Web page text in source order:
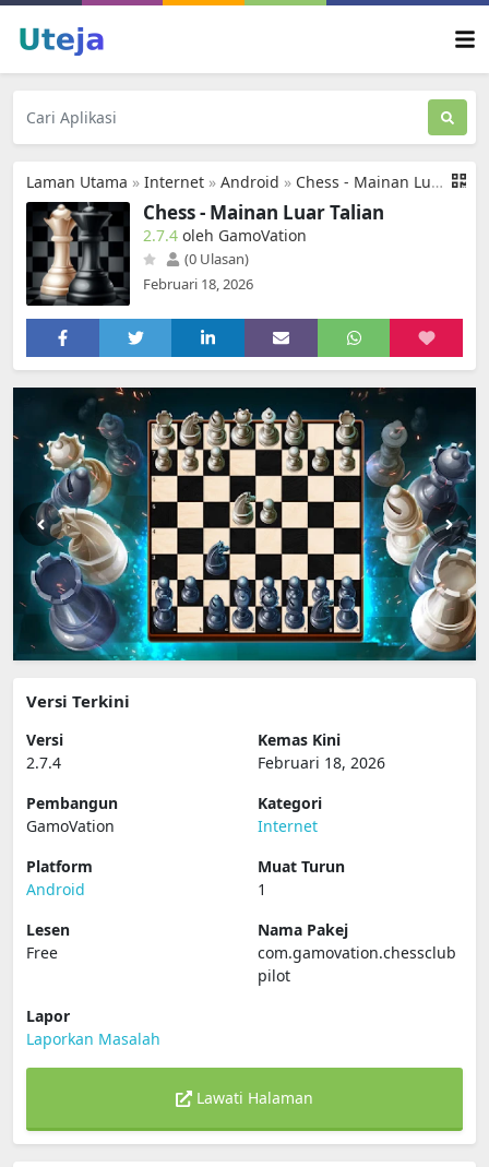
Laman Utama » Internet » Android » Chess - Mainan Luar Talian
Chess - Mainan Luar Talian
2.7.4 oleh GamoVation
(0 Ulasan)
Februari 18, 2026
Versi Terkini
Versi
2.7.4
Kemas Kini
Februari 18, 2026
Pembangun
GamoVation
Kategori
Internet
Platform
Android
Muat Turun
1
Lesen
Free
Nama Pakej
com.gamovation.chessclub
pilot
Lapor
Laporkan Masalah
Lawati Halaman